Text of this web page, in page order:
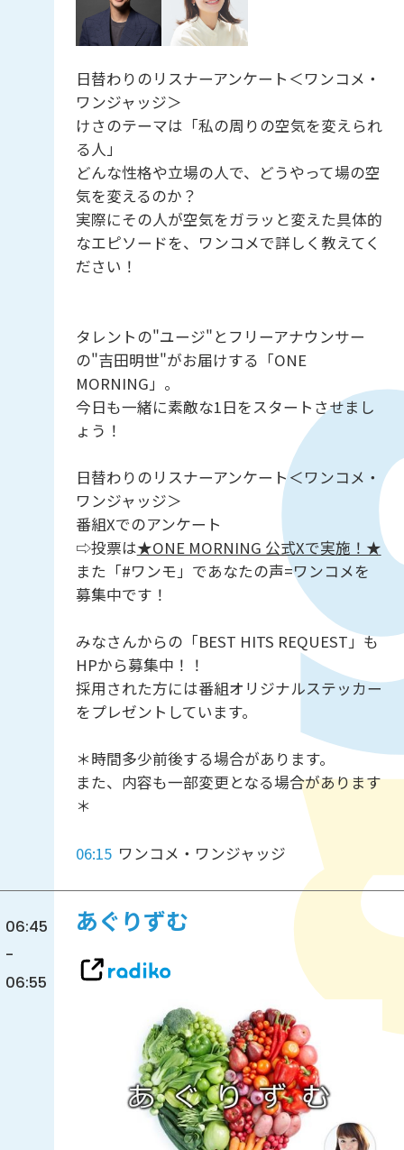
日替わりのリスナーアンケート＜ワンコメ・
ワンジャッジ＞
けさのテーマは「私の周りの空気を変えられ
る人」
どんな性格や立場の人で、どうやって場の空
気を変えるのか？
実際にその人が空気をガラッと変えた具体的
なエピソードを、ワンコメで詳しく教えてく
ださい！
タレントの"ユージ"とフリーアナウンサー
の"吉田明世"がお届けする「ONE
MORNING」。
今日も一緒に素敵な1日をスタートさせまし
ょう！
日替わりのリスナーアンケート＜ワンコメ・
ワンジャッジ＞
番組Xでのアンケート
⇨投票は★ONE MORNING 公式Xで実施！★
また「#ワンモ」であなたの声=ワンコメを
募集中です！
みなさんからの「BEST HITS REQUEST」も
HPから募集中！！
採用された方には番組オリジナルステッカー
をプレゼントしています。
＊時間多少前後する場合があります。
また、内容も一部変更となる場合があります
＊
06:15 ワンコメ・ワンジャッジ
06:45
-
06:55
あぐりずむ